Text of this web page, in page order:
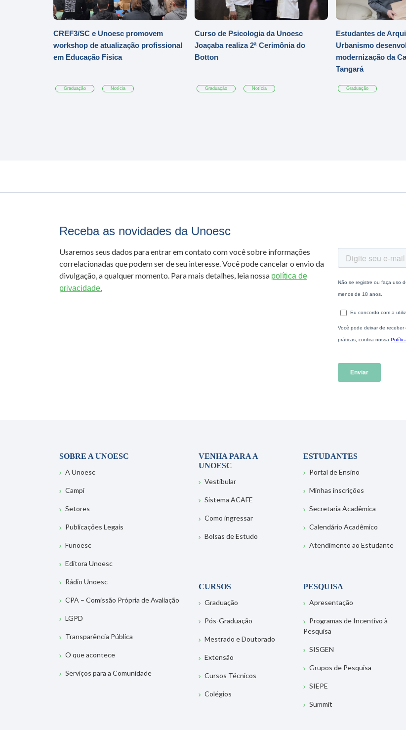
CREF3/SC e Unoesc promovem
workshop de atualização profissional
em Educação Física
Graduação Notícia
Curso de Psicologia da Unoesc
Joaçaba realiza 2ª Cerimônia do
Botton
Graduação Notícia
Estudantes de
Urbanismo
modernização da
Tangará
Graduação
Receba as novidades da Unoesc
Usaremos seus dados para entrar em contato com você sobre informações
correlacionadas que podem ser de seu interesse. Você pode cancelar o envio da
divulgação, a qualquer momento. Para mais detalhes, leia nossa política de
privacidade.
SOBRE A UNOESC
A Unoesc
Campi
Setores
Publicações Legais
Funoesc
Editora Unoesc
Rádio Unoesc
CPA – Comissão Própria de Avaliação
LGPD
Transparência Pública
O que acontece
Serviços para a Comunidade
VENHA PARA A
UNOESC
Vestibular
Sistema ACAFE
Como ingressar
Bolsas de Estudo
ESTUDANTES
Portal de Ensino
Minhas inscrições
Secretaria Acadêmica
Calendário Acadêmico
Atendimento ao Estudante
CURSOS
Graduação
Pós-Graduação
Mestrado e Doutorado
Extensão
Cursos Técnicos
Colégios
PESQUISA
Apresentação
Programas de Incentivo à
Pesquisa
SISGEN
Grupos de Pesquisa
SIEPE
Summit